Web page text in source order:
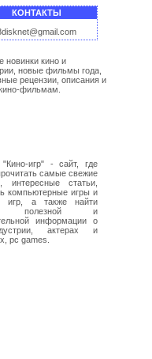
КОНТАКТЫ
новинки кино и
новые фильмы года,
рецензии, описания и
фильмам.
игр" - сайт, где
самые свежие
интересные статьи,
компьютерные игры и
игр, а также найти
полезной и
информации о
актерах и
pc games.